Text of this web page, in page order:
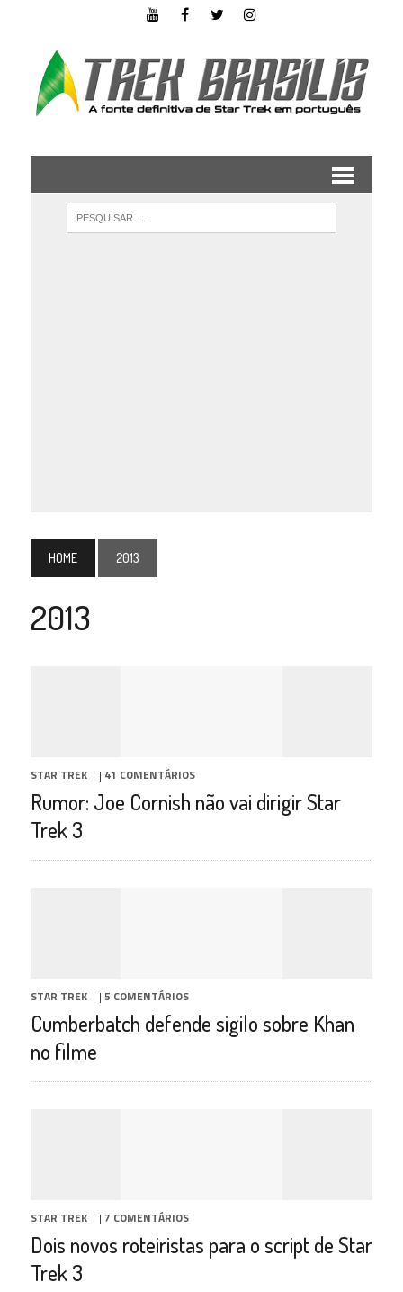
HOME 2013
2013
STAR TREK | 41 COMENTÁRIOS
Rumor: Joe Cornish não vai dirigir Star
Trek 3
STAR TREK | 5 COMENTÁRIOS
Cumberbatch defende sigilo sobre Khan
no filme
STAR TREK | 7 COMENTÁRIOS
Dois novos roteiristas para o script de Star
Trek 3